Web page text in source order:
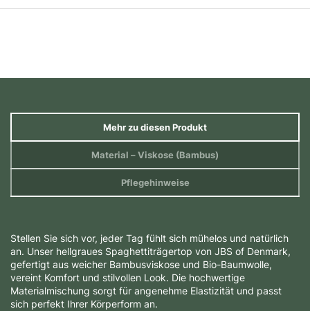
Mehr zu diesen Produkt
Material – Viskose (Bambus)
Pflegehinweise
Stellen Sie sich vor, jeder Tag fühlt sich mühelos und natürlich
an. Unser hellgraues Spaghettiträgertop von JBS of Denmark,
gefertigt aus weicher Bambusviskose und Bio-Baumwolle,
vereint Komfort und stilvollen Look. Die hochwertige
Materialmischung sorgt für angenehme Elastizität und passt
sich perfekt Ihrer Körperform an.